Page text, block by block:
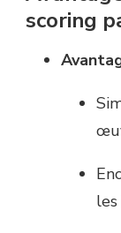
scoring